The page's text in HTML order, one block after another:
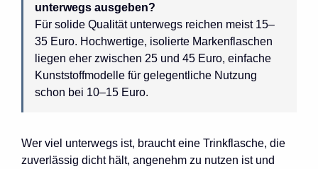
unterwegs ausgeben?
Für solide Qualität unterwegs reichen meist 15–
35 Euro. Hochwertige, isolierte Markenflaschen
liegen eher zwischen 25 und 45 Euro, einfache
Kunststoffmodelle für gelegentliche Nutzung
schon bei 10–15 Euro.
Wer viel unterwegs ist, braucht eine Trinkflasche, die
zuverlässig dicht hält, angenehm zu nutzen ist und